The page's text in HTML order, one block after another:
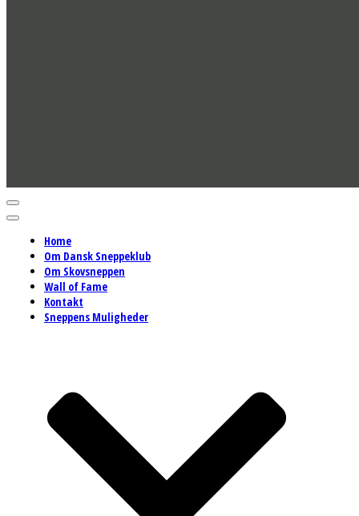
Navigation
menu
Navigation
Home
Om Dansk Sneppeklub
Om Skovsneppen
Wall of Fame
Kontakt
Sneppens Muligheder